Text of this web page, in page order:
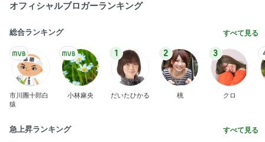
オフィシャルブロガーランキング
総合ランキング すべて見る
市川團十郎白
猿
小林麻央
1
だいたひかる
2
桃
3
クロ
急上昇ランキング すべて見る